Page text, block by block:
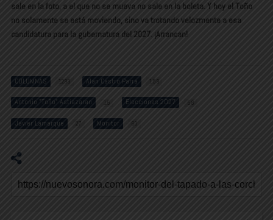
sale en la foto, a el que no se mueva no sale en la boleta. Y hoy el Toño
no solamente se está moviendo, sino va trotando velozmente a esa
candidatura para la gubernatura del 2027. ¡Arrancan!
COLUMNAS 1293 Alan Castro Parra 159
Antonio "Toño" Astiazaran 15 Elecciones 2027 58
Javier Lamarque 27 Monitor 60